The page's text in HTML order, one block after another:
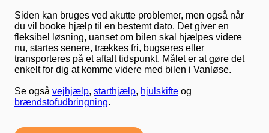
Siden kan bruges ved akutte problemer, men også når
du vil booke hjælp til en bestemt dato. Det giver en
fleksibel løsning, uanset om bilen skal hjælpes videre
nu, startes senere, trækkes fri, bugseres eller
transporteres på et aftalt tidspunkt. Målet er at gøre det
enkelt for dig at komme videre med bilen i Vanløse.
Se også vejhjælp, starthjælp, hjulskifte og
brændstofudbringning.